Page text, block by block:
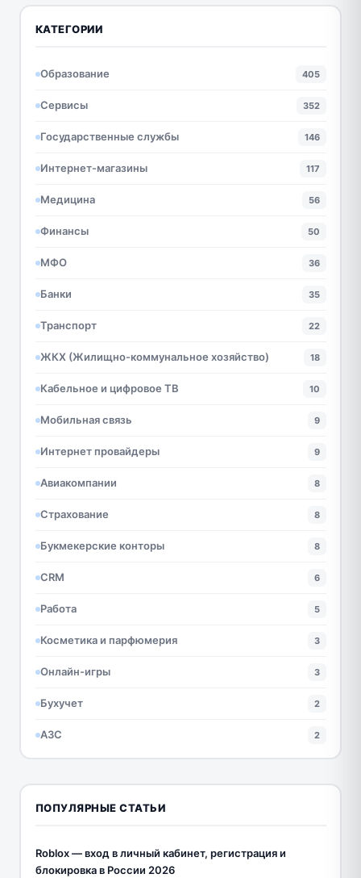
КАТЕГОРИИ
Образование 405
Сервисы 352
Государственные службы 146
Интернет-магазины 117
Медицина 56
Финансы 50
МФО 36
Банки 35
Транспорт 22
ЖКХ (Жилищно-коммунальное хозяйство) 18
Кабельное и цифровое ТВ 10
Мобильная связь 9
Интернет провайдеры 9
Авиакомпании 8
Страхование 8
Букмекерские конторы 8
CRM 6
Работа 5
Косметика и парфюмерия 3
Онлайн-игры 3
Бухучет 2
АЗС 2
ПОПУЛЯРНЫЕ СТАТЬИ
Roblox — вход в личный кабинет, регистрация и
блокировка в России 2026